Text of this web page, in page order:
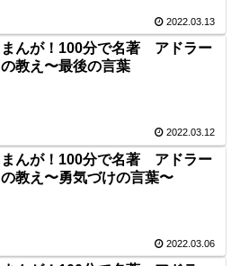
2022.03.13
まんが！100分で名著 アドラー
の教え〜最後の言葉
2022.03.12
まんが！100分で名著 アドラー
の教え〜勇気づけの言葉〜
2022.03.06